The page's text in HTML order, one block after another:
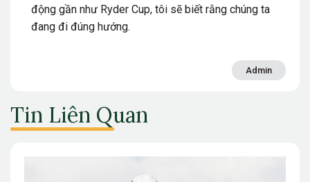
động gần như Ryder Cup, tôi sẽ biết rằng chúng ta
đang đi đúng hướng.
Admin
Tin Liên Quan